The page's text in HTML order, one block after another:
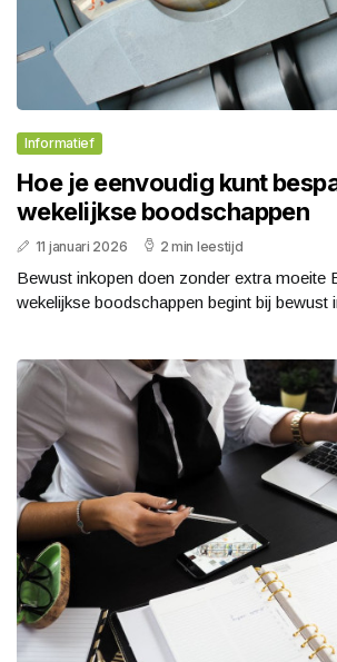
Informatief
Hoe je eenvoudig kunt
wekelijkse boodschappen
11 januari 2026 2 min leestijd
Bewust inkopen doen zonder extra moeite
wekelijkse boodschappen begint bij bewust